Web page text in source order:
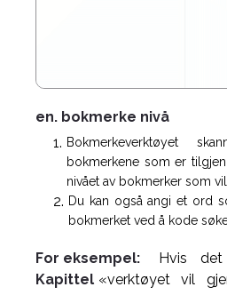
en. bokmerke nivå
Bokmerkeverktøyet
bokmerkene som er
nivået av bokmerker som
Du kan også angi et ord
bokmerket ved å kode
For eksempel:
Hvis det
Kapittel «verktøyet vil